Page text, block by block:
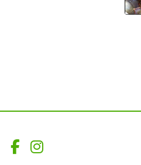
Facebook
Instagram